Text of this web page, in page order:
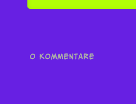
0 KOMMENTARE